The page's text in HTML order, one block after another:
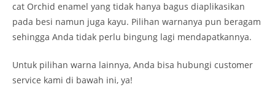
cat Orchid enamel yang tidak hanya bagus diaplikasikan
pada besi namun juga kayu. Pilihan warnanya pun beragam
sehingga Anda tidak perlu bingung lagi mendapatkannya.
Untuk pilihan warna lainnya, Anda bisa hubungi customer
service kami di bawah ini, ya!